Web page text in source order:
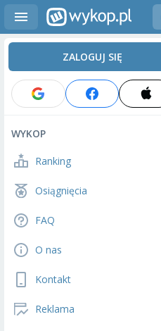
ZALOGUJ SIĘ
WYKOP
Ranking
Osiągnięcia
FAQ
O nas
Kontakt
Reklama